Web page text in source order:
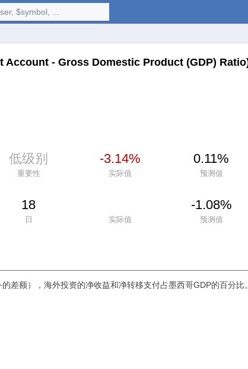
$symbol, ...
Account - Gross Domestic Product (GDP)
低级别 -3.14% 0.11%
重要性 实际值 预测值
18 -1.08%
日 实际值 预测值
差额），海外投资的净收益和净转移支付占墨西哥GDP的百分